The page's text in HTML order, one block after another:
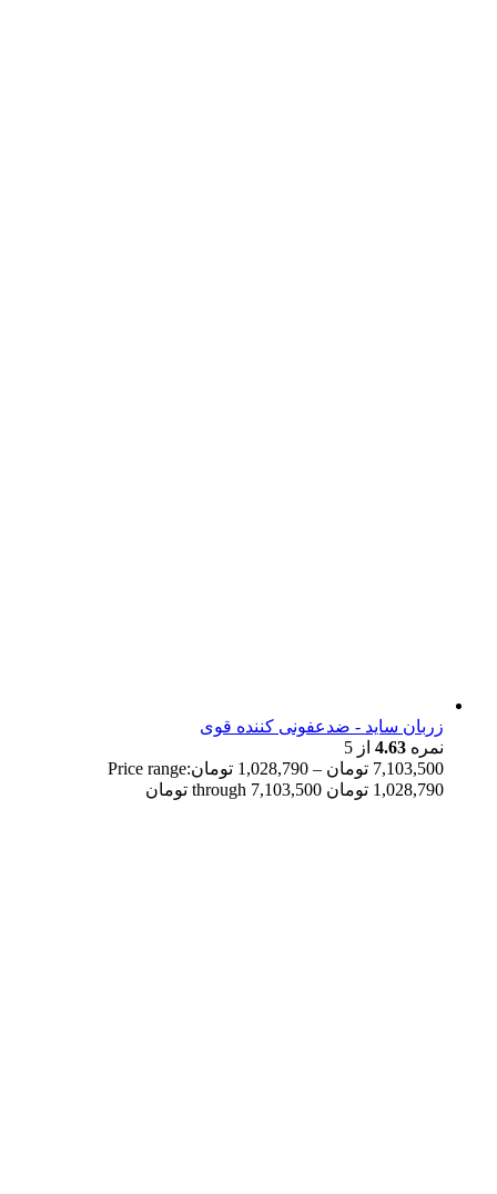
زربان ساید - ضدعفونی کننده قوی
نمره 4.63 از 5
7,103,500 تومان –
1,028,790 تومانPrice range:
1,028,790 تومان through 7,103,500 تومان